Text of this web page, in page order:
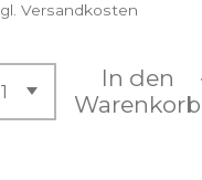
Versandkosten
In den
Warenkorb